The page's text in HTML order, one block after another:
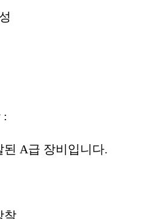
:
A급 장비입니다.
착